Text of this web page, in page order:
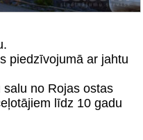
piedzīvojumā ar jahtu
no Rojas ostas
līdz 10 gadu